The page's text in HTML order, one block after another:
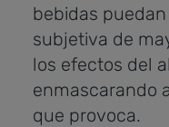
bebidas
subjetiva de
los efectos del
enmascarando
que provoca.